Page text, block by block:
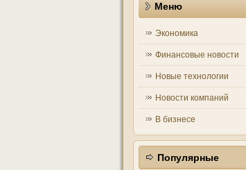
Меню
Экономика
Финансовые новости
Новые технологии
Новости компаний
В бизнесе
Популярные